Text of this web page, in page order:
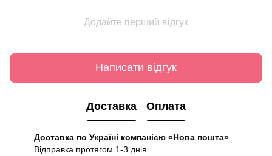
Додайте перший відгук
Написати відгук
Доставка Оплата
Доставка по Україні компанією «Нова пошта»
Відправка протягом 1-3 днів